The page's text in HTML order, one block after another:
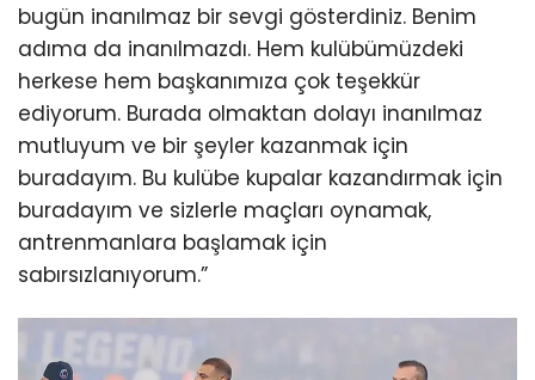
bugün inanılmaz bir sevgi gösterdiniz. Benim
adıma da inanılmazdı. Hem kulübümüzdeki
herkese hem başkanımıza çok teşekkür
ediyorum. Burada olmaktan dolayı inanılmaz
mutluyum ve bir şeyler kazanmak için
buradayım. Bu kulübe kupalar kazandırmak için
buradayım ve sizlerle maçları oynamak,
antrenmanlara başlamak için
sabırsızlanıyorum.”